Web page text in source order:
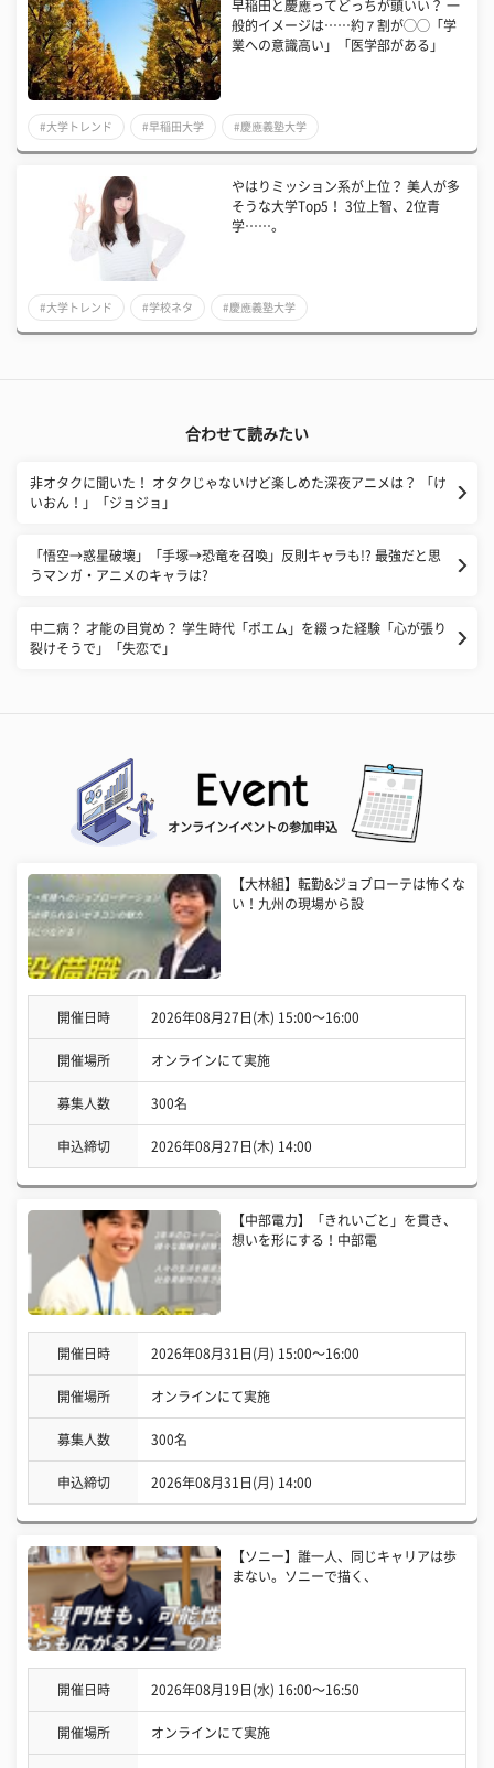
早稲田と慶應ってどっちが頭いい？ 一
般的イメージは……約７割が◯◯「学
業への意識高い」「医学部がある」
#大学トレンド #早稲田大学 #慶應義塾大学
やはりミッション系が上位？ 美人が多
そうな大学Top5！ 3位上智、2位青
学……。
#大学トレンド #学校ネタ #慶應義塾大学
合わせて読みたい
非オタクに聞いた！ オタクじゃないけど楽しめた深夜アニメは？ 「け
いおん！」「ジョジョ」
「悟空→惑星破壊」「手塚→恐竜を召喚」反則キャラも!? 最強だと思
うマンガ・アニメのキャラは?
中二病？ 才能の目覚め？ 学生時代「ポエム」を綴った経験「心が張り
裂けそうで」「失恋で」
オンラインイベントの参加申込
【大林組】転勤&ジョブローテは怖くな
い！九州の現場から設
開催日時 2026年08月27日(木) 15:00〜16:00
開催場所 オンラインにて実施
募集人数 300名
申込締切 2026年08月27日(木) 14:00
【中部電力】「きれいごと」を貫き、
想いを形にする！中部電
開催日時 2026年08月31日(月) 15:00〜16:00
開催場所 オンラインにて実施
募集人数 300名
申込締切 2026年08月31日(月) 14:00
【ソニー】誰一人、同じキャリアは歩
まない。ソニーで描く、
開催日時 2026年08月19日(水) 16:00〜16:50
開催場所 オンラインにて実施